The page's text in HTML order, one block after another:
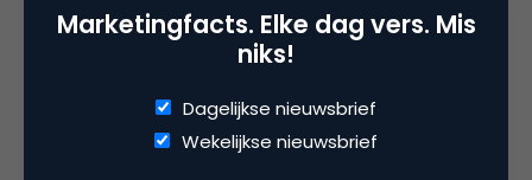
21 april 2006 om 08:06
Marketingfacts. Elke dag vers. Mis
niks!
Dagelijkse nieuwsbrief
Wekelijkse nieuwsbrief